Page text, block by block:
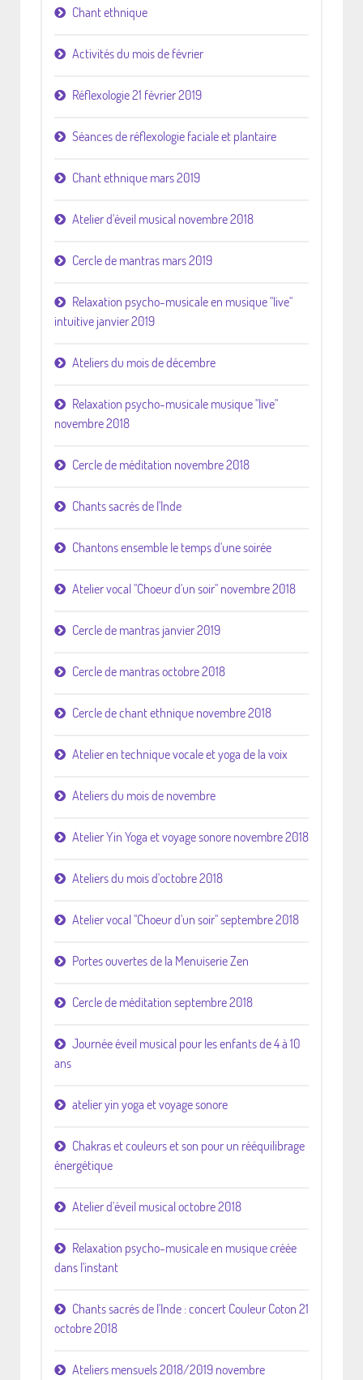
Chant ethnique
Activités du mois de février
Réflexologie 21 février 2019
Séances de réflexologie faciale et plantaire
Chant ethnique mars 2019
Atelier d'éveil musical novembre 2018
Cercle de mantras mars 2019
Relaxation psycho-musicale en musique "live"
intuitive janvier 2019
Ateliers du mois de décembre
Relaxation psycho-musicale musique "live"
novembre 2018
Cercle de méditation novembre 2018
Chants sacrés de l'Inde
Chantons ensemble le temps d'une soirée
Atelier vocal "Choeur d'un soir" novembre 2018
Cercle de mantras janvier 2019
Cercle de mantras octobre 2018
Cercle de chant ethnique novembre 2018
Atelier en technique vocale et yoga de la voix
Ateliers du mois de novembre
Atelier Yin Yoga et voyage sonore novembre 2018
Ateliers du mois d'octobre 2018
Atelier vocal "Choeur d'un soir" septembre 2018
Portes ouvertes de la Menuiserie Zen
Cercle de méditation septembre 2018
Journée éveil musical pour les enfants de 4 à 10
ans
atelier yin yoga et voyage sonore
Chakras et couleurs et son pour un rééquilibrage
énergétique
Atelier d'éveil musical octobre 2018
Relaxation psycho-musicale en musique créée
dans l'instant
Chants sacrés de l'Inde : concert Couleur Coton 21
octobre 2018
Ateliers mensuels 2018/2019 novembre